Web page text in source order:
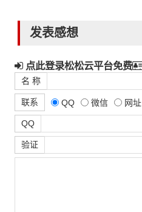
发表感想
点此登录松松云平台免费
名 称
联系 QQ 微信 网址
QQ
验证